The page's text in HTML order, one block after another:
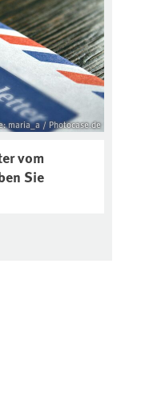
maria_a / Photocase.de
vom
Sie